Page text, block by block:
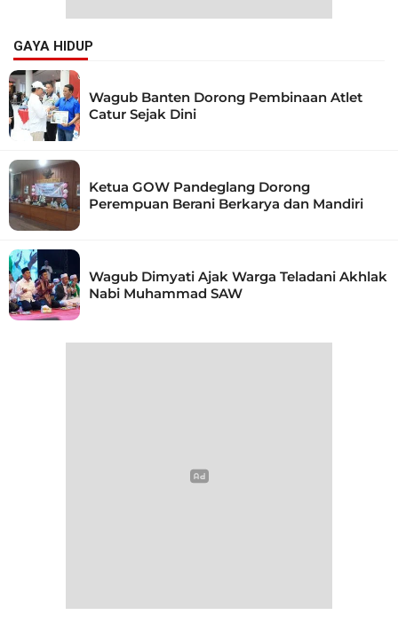
GAYA HIDUP
Wagub Banten Dorong Pembinaan Atlet
Catur Sejak Dini
Ketua GOW Pandeglang Dorong
Perempuan Berani Berkarya dan Mandiri
Wagub Dimyati Ajak Warga Teladani Akhlak
Nabi Muhammad SAW